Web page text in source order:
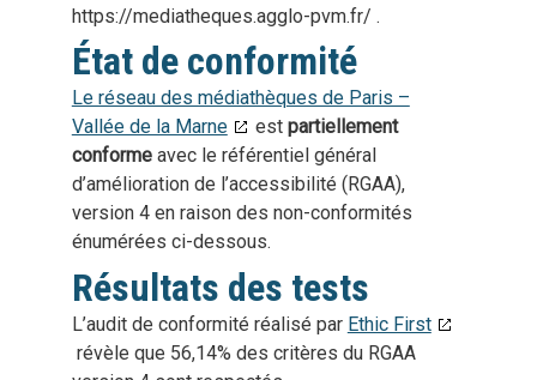
https://mediatheques.agglo-pvm.fr/ .
État de conformité
Le réseau des médiathèques de Paris –
Vallée de la Marne
est partiellement
conformeavec le référentiel général
d’amélioration de l’accessibilité (RGAA),
version 4 en raison des non-conformités
énumérées ci-dessous.
Résultats des tests
L’audit de conformité réalisé par Ethic First
révèle que 56,14% des critères du RGAA